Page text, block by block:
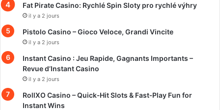
Fat Pirate Casino: Rychlé Spin Sloty pro rychlé výhry
il y a 2 jours
Pistolo Casino – Gioco Veloce, Grandi Vincite
il y a 2 jours
Instant Casino : Jeu Rapide, Gagnants Importants –
Revue d’Instant Casino
il y a 2 jours
RollXO Casino – Quick‑Hit Slots & Fast‑Play Fun for
Instant Wins